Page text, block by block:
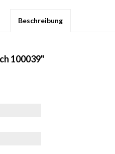
Beschreibung
100039"